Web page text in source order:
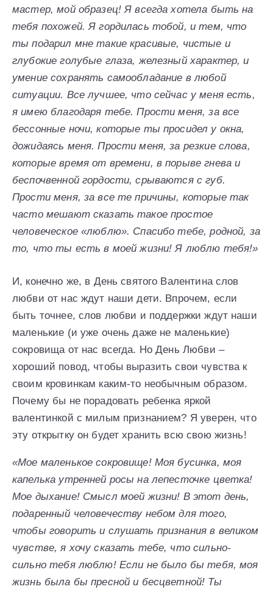
мастер, мой образец! Я всегда хотела быть на
тебя похожей. Я гордилась тобой, и тем, что
ты подарил мне такие красивые, чистые и
глубокие голубые глаза, железный характер, и
умение сохранять самообладание в любой
ситуации. Все лучшее, что сейчас у меня есть,
я имею благодаря тебе. Прости меня, за все
бессонные ночи, которые ты просидел у окна,
дожидаясь меня. Прости меня, за резкие слова,
которые время от времени, в порыве гнева и
беспочвенной гордости, срываются с губ.
Прости меня, за все те причины, которые так
часто мешают сказать такое простое
человеческое «люблю». Спасибо тебе, родной, за
то, что ты есть в моей жизни! Я люблю тебя!»
И, конечно же, в День святого Валентина слов
любви от нас ждут наши дети. Впрочем, если
быть точнее, слов любви и поддержки ждут наши
маленькие (и уже очень даже не маленькие)
сокровища от нас всегда. Но День Любви –
хороший повод, чтобы выразить свои чувства к
своим кровинкам каким-то необычным образом.
Почему бы не порадовать ребенка яркой
валентинкой с милым признанием? Я уверен, что
эту открытку он будет хранить всю свою жизнь!
«Мое маленькое сокровище! Моя бусинка, моя
капелька утренней росы на лепесточке цветка!
Мое дыхание! Смысл моей жизни! В этот день,
подаренный человечеству небом для того,
чтобы говорить и слушать признания в великом
чувстве, я хочу сказать тебе, что сильно-
сильно тебя люблю! Если не было бы тебя, моя
жизнь была бы пресной и бесцветной! Ты